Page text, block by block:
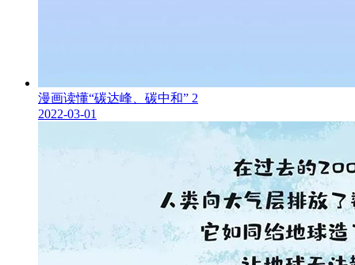
漫画读懂“碳达峰、碳中和” 2
2022-03-01